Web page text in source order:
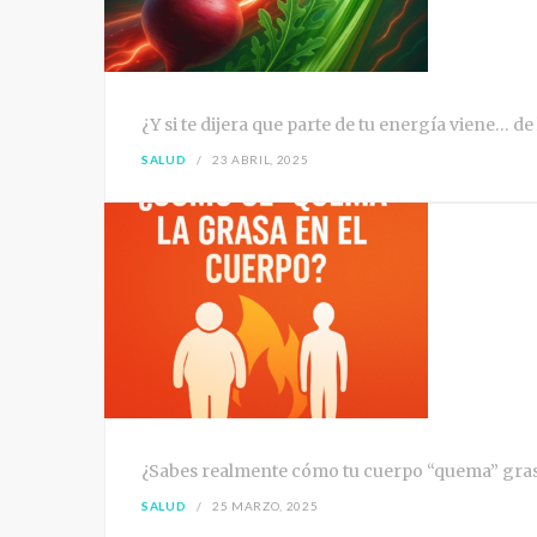
¿Y si te dijera que parte de tu energía viene… de
SALUD 23 ABRIL, 2025
¿Sabes realmente cómo tu cuerpo “quema”
SALUD 25 MARZO, 2025